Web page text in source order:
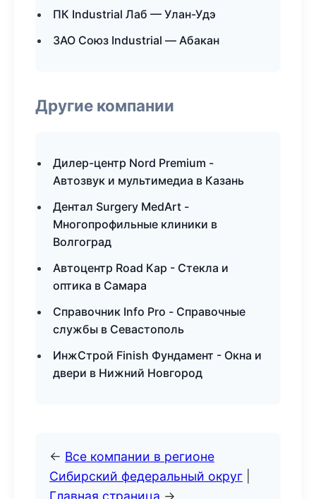
ПК Industrial Лаб — Улан-Удэ
ЗАО Союз Industrial — Абакан
Другие компании
Дилер-центр Nord Premium -
Автозвук и мультимедиа в Казань
Дентал Surgery MedArt -
Многопрофильные клиники в
Волгоград
Автоцентр Road Кар - Стекла и
оптика в Самара
Справочник Info Pro - Справочные
службы в Севастополь
ИнжСтрой Finish Фундамент - Окна и
двери в Нижний Новгород
← Все компании в регионе
Сибирский федеральный округ
Главная страница →